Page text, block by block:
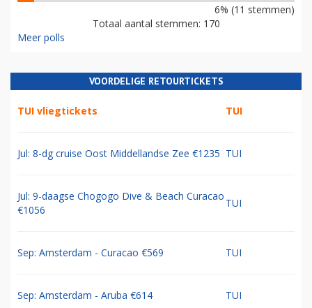
6% (11 stemmen)
Totaal aantal stemmen: 170
Meer polls
VOORDELIGE RETOURTICKETS
TUI vliegtickets TUI
Jul: 8-dg cruise Oost Middellandse Zee €1235 TUI
Jul: 9-daagse Chogogo Dive & Beach Curacao
€1056
TUI
Sep: Amsterdam - Curacao €569 TUI
Sep: Amsterdam - Aruba €614 TUI